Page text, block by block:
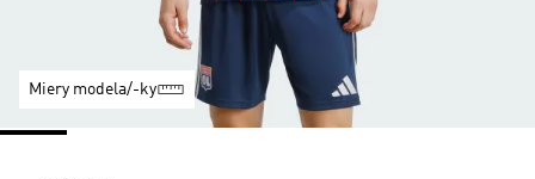
Miery modela/-ky